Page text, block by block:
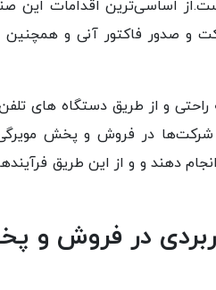
اساسی‌ترین اقدامات این
و صدور فاکتور آنی و
و از طریق دستگاه های
به شرکت‌ها در فروش و پخش
دهند و و از این طریق
در فروش و